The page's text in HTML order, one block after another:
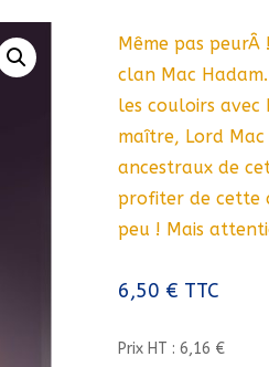
Même pas peurÂ
clan Mac
les couloirs avec
maître, Lord Mac
ancestraux de
profiter de cette
peu ! Mais
6,50 € TTC
Prix HT : 6,16 €